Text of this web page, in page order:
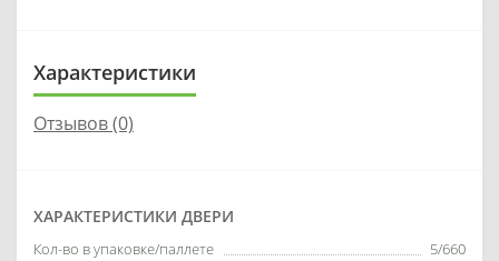
Характеристики
Отзывов (0)
ХАРАКТЕРИСТИКИ ДВЕРИ
Кол-во в упаковке/паллете
5/660